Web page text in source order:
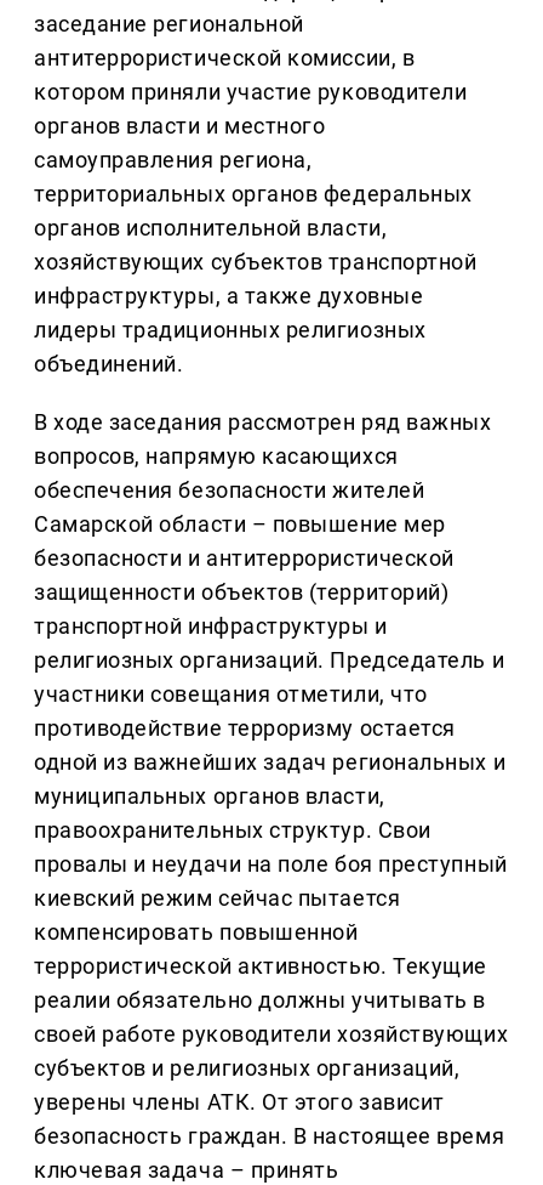
заседание региональной
антитеррористической комиссии, в
котором приняли участие руководители
органов власти и местного
самоуправления региона,
территориальных органов федеральных
органов исполнительной власти,
хозяйствующих субъектов транспортной
инфраструктуры, а также духовные
лидеры традиционных религиозных
объединений.
В ходе заседания рассмотрен ряд важных
вопросов, напрямую касающихся
обеспечения безопасности жителей
Самарской области – повышение мер
безопасности и антитеррористической
защищенности объектов (территорий)
транспортной инфраструктуры и
религиозных организаций. Председатель и
участники совещания отметили, что
противодействие терроризму остается
одной из важнейших задач региональных и
муниципальных органов власти,
правоохранительных структур. Свои
провалы и неудачи на поле боя преступный
киевский режим сейчас пытается
компенсировать повышенной
террористической активностью. Текущие
реалии обязательно должны учитывать в
своей работе руководители хозяйствующих
субъектов и религиозных организаций,
уверены члены АТК. От этого зависит
безопасность граждан. В настоящее время
ключевая задача – принять